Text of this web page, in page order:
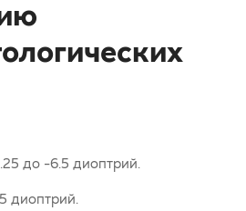
до -6.5 диоптрий.
диоптрий.